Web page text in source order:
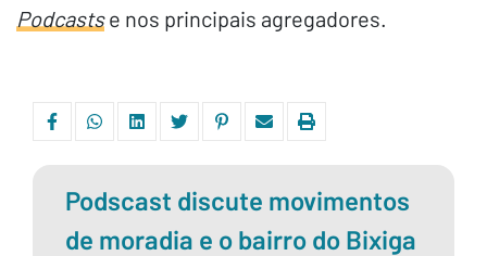
Podcastse nos principais agregadores.
Podscast discute movimentos
de moradia e o bairro do Bixiga